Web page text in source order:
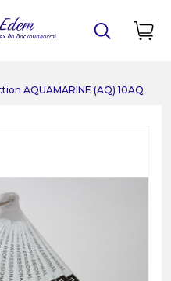
AQUAMARINE (AQ) 10AQ